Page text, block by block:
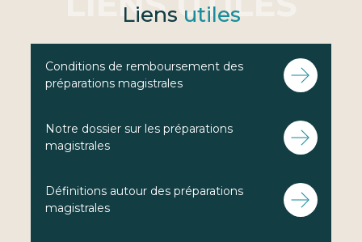
Liens utiles
Conditions de remboursement des
préparations magistrales
Notre dossier sur les préparations
magistrales
Définitions autour des préparations
magistrales